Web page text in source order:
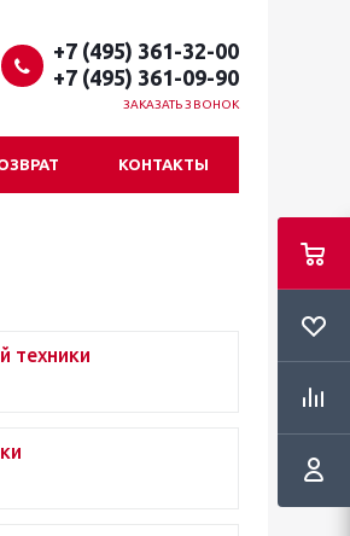
+7 (495) 361-32-00
+7 (495) 361-09-90
ЗАКАЗАТЬ ЗВОНОК
КОНТАКТЫ
техники